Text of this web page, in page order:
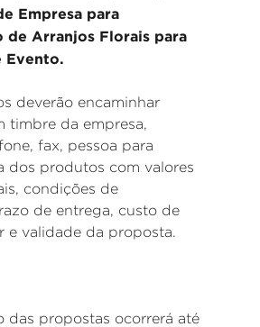
Empresa para
de Arranjos Florais para
Evento.
deverão encaminhar
timbre da empresa,
fax, pessoa para
dos produtos com valores
condições de
de entrega, custo de
e validade da proposta.
das propostas ocorrerá até